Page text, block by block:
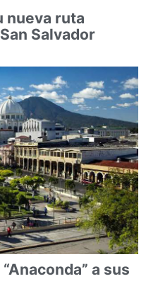
nueva ruta
Salvador
a sus